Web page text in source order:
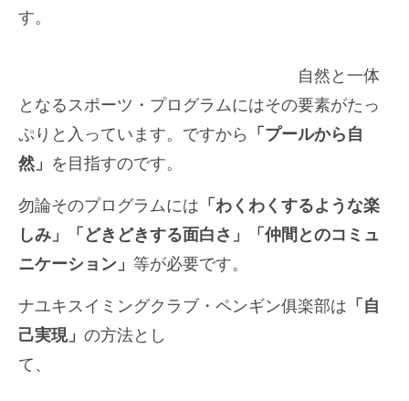
す。
自然と一体
となるスポーツ・プログラムにはその要素がたっ
ぷりと入っています。ですから 「プールから自
然」 を目指すのです。
勿論そのプログラムには 「わくわくするような楽
しみ」「どきどきする面白さ」「仲間とのコミュ
ニケーション」 等が必要です。
ナユキスイミングクラブ・ペンギン俱楽部は 「自
己実現」 の方法とし
て、